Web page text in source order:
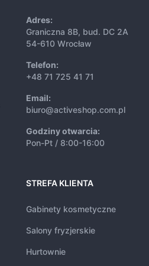
Adres:
Graniczna 8B, bud. DC 2A
54-610 Wrocław
Telefon:
+48 71 725 41 71
Email:
biuro@activeshop.com.pl
Godziny otwarcia:
Pon-Pt / 8:00-16:00
STREFA KLIENTA
Gabinety kosmetyczne
Salony fryzjerskie
Hurtownie